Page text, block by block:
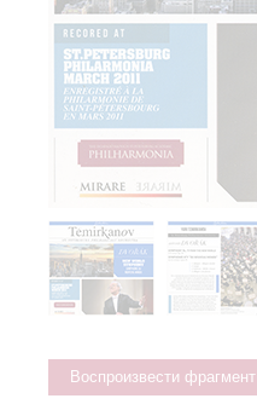
Воспроизвести фрагмент